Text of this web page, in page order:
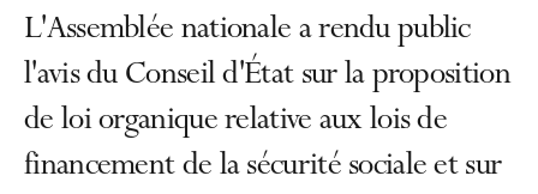
L'Assemblée nationale a rendu public
l'avis du Conseil d'État sur la proposition
de loi organique relative aux lois de
financement de la sécurité sociale et sur